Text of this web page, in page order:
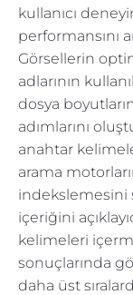
kullanıcı
performansını
Görsellerin
adlarının
dosya
adımlarını
anahtar
arama
indekslemesini
içeriğini
kelimeleri
sonuçlarında
daha üst